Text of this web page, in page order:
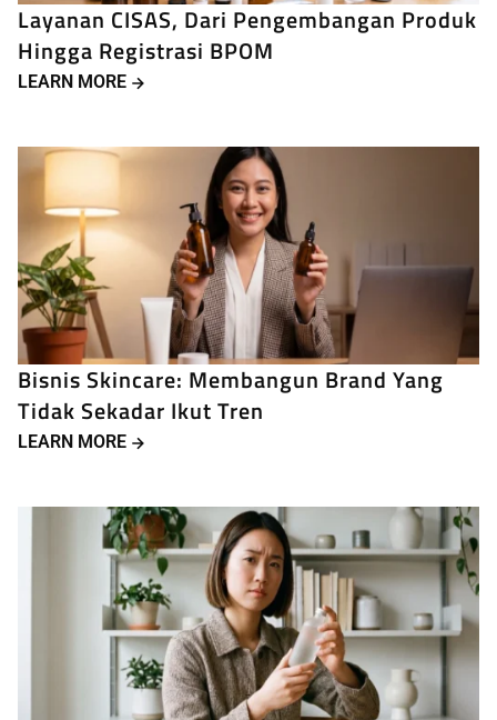
Layanan CISAS, Dari Pengembangan Produk
Hingga Registrasi BPOM
LEARN MORE
Bisnis Skincare: Membangun Brand Yang
Tidak Sekadar Ikut Tren
LEARN MORE